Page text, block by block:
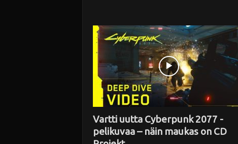
Vartti uutta Cyberpunk 2077 -
pelikuvaa – näin maukas on CD